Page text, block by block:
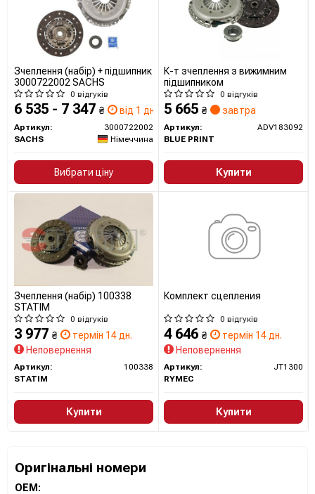
Зчеплення (набір) + підшипник
3000722002 SACHS
0 відгуків
6 535 - 7 347 ₴ від 1 дн.
Артикул:
3000722002
SACHS
Німеччина
Вибрати ціну
К-т зчеплення з вижимним
підшипником
0 відгуків
5 665 ₴ завтра
Артикул:
ADV183092
BLUE PRINT
Купити
Зчеплення (набір) 100338
STATIM
0 відгуків
3 977 ₴
термін 14 дн.
Неповернення
Артикул:
100338
STATIM
Купити
Комплект сцепления
0 відгуків
4 646 ₴
термін 14 дн.
Неповернення
Артикул:
JT1300
RYMEC
Купити
Оригінальні номери
OEM: